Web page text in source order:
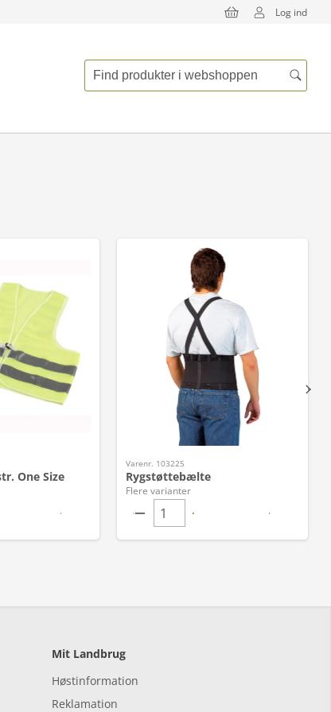
Log ind
One Size
Varenr. 103225
Rygstøttebælte
Flere varianter
Mit Landbrug
Høstinformation
Reklamation